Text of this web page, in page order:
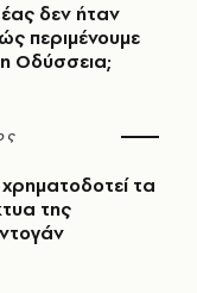
δεν ήταν
περιμένουμε
η Οδύσσεια;
τα
της